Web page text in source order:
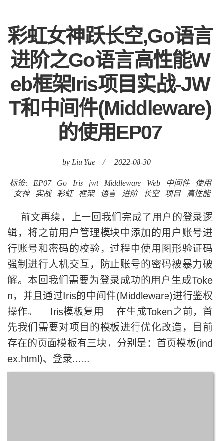
彩虹女神跃长空,Go语言
进阶之Go语言高性能W
eb框架Iris项目实战-JW
T和中间件(Middleware)
的使用EP07
by Liu Yue / 2022-08-30
标签: EP07 Go Iris jwt Middleware Web 中间件
使用
女神
实战 彩虹 框架 语言 进阶 长空 项目 高性能
前文再续，上一回我们完成了用户的登录逻
辑，将之前用户管理模块中添加的用户账号进
行账号和密码的校验，过程中使用图形验证码
强制进行人机交互，防止账号的密码被暴力破
解。本回我们需要为登录成功的用户生成Toke
n，并且通过Iris的中间件(Middleware)进行鉴权
操作。 Iris模板复用 在生成Token之前，首
先我们需要对项目的模板进行优化改造，目前
存在的页面模板有三块，分别是：首页模板(ind
ex.html)、登录......